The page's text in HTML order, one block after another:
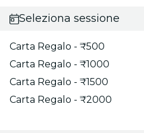
Seleziona sessione
Carta Regalo - ₹500
Carta Regalo - ₹1000
Carta Regalo - ₹1500
Carta Regalo - ₹2000